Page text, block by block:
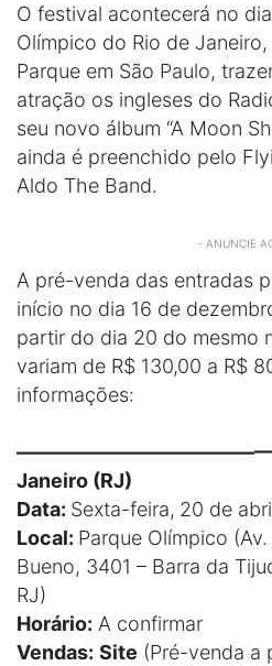
O festival acontecerá no
Olímpico do Rio de
Parque em São Paulo,
atração os ingleses do
seu novo álbum “A Moon
ainda é preenchido pelo
Aldo The Band.
- ANUNCIE
A pré-venda das entradas
início no dia 16 de
partir do dia 20 do mesmo
variam de R$ 130,00 a R$
informações:
Janeiro (RJ)
Data: Sexta-feira, 20 de
Local: Parque Olímpico
Bueno, 3401 – Barra da
RJ)
Horário: A confirmar
Vendas: Site (Pré-venda a